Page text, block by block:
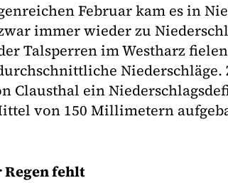
Februar kam es in
immer wieder zu
Talsperren im Westharz
Niederschläge.
Clausthal ein
von 150 Millimetern
Regen fehlt